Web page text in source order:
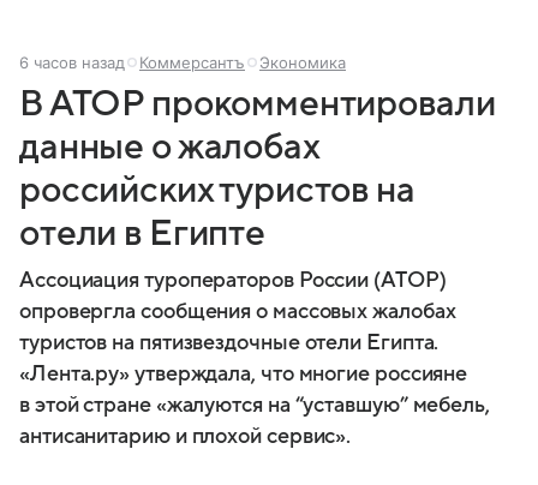
6 часов назад Коммерсантъ Экономика
В АТОР прокомментировали
данные о жалобах
российских туристов на
отели в Египте
Ассоциация туроператоров России (АТОР)
опровергла сообщения о массовых жалобах
туристов на пятизвездочные отели Египта.
«Лента.ру» утверждала, что многие россияне
в этой стране «жалуются на “уставшую” мебель,
антисанитарию и плохой сервис».